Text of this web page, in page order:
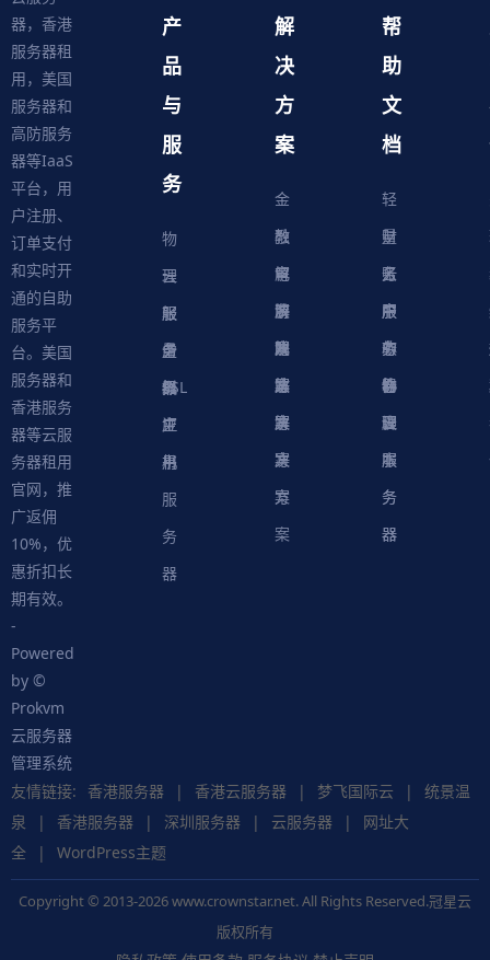
器，香港
服务器租
用，美国
服务器和
高防服务
器等IaaS
平台，用
户注册、
订单支付
和实时开
通的自助
服务平
台。美国
服务器和
香港服务
器等云服
务器租用
官网，推
广返佣
10%，优
惠折扣长
期有效。
-
Powered
by ©
Prokvm
云服务器
管理系统
产
品
与
服
务
物
理
服
务
器
云
服
务
器
轻
量
级
应
用
服
务
器
虚
拟
主
机
SSL
证
书
解
决
方
案
金
融
解
决
方
案
教
育
解
决
方
案
电
商
解
决
方
案
游
戏
解
决
方
案
网
站
解
决
方
案
帮
助
文
档
轻
量
云
服
务
器
财
务
中
心
账
户
中
心
服
务
协
议
软
件
脚
本
物
理
服
务
器
云
服
务
器
友情链接: 香港服务器 | 香港云服务器 | 梦飞国际云 |
统景温
泉
| 香港服务器 | 深圳服务器 | 云服务器 |
网址大
全
| WordPress主题
Copyright © 2013-2026 www.crownstar.net. All Rights Reserved.冠星云
版权所有